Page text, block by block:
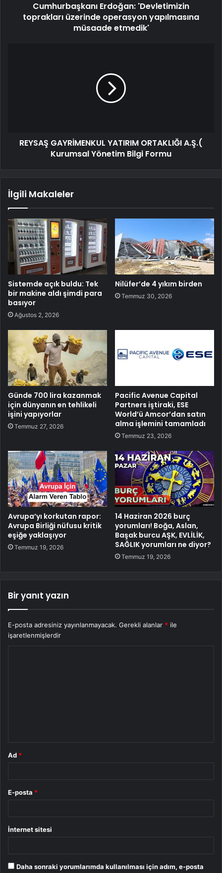
Cumhurbaşkanı Erdoğan: 'Devletimizin
toprakları üzerinde operasyon yapılmasına
müsaade etmedik'
REYSAŞ GAYRİMENKUL YATIRIM ORTAKLIĞI A.Ş.(
Kurumsal Yönetim Bilgi Formu
İlgili Makaleler
Sistemde açık buldu: Tek
bir makine aldı şimdi para
basıyor
Ağustos 2, 2026
Nilüfer’de 4 yıkım birden
Temmuz 30, 2026
Günde 700 lira kazanmak
için dünyanın en tehlikeli
işini yapıyorlar
Temmuz 27, 2026
Pacific Avenue Capital
Partners iştiraki, ESE
World’ü Amcor’dan satın
alma işlemini tamamladı
Temmuz 23, 2026
Avrupa’yı korkutan rapor:
Avrupa Birliği nüfusu kritik
eşiğe yaklaşıyor
Temmuz 19, 2026
14 Haziran 2026 burç
yorumları! Boğa, Aslan,
Başak burcu AŞK, EVLİLİK,
SAĞLIK yorumları ne diyor?
Temmuz 19, 2026
Bir yanıt yazın
E-posta adresiniz yayınlanmayacak. Gerekli alanlar * ile
işaretlenmişlerdir
Ad *
E-posta *
İnternet sitesi
Daha sonraki yorumlarımda kullanılması için adım, e-posta